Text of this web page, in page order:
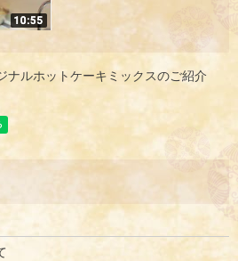
ナルホットケーキミックスのご紹介